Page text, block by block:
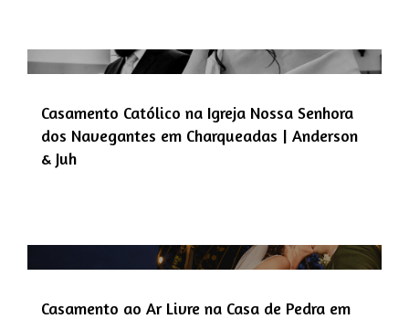
Casamento Católico na Igreja Nossa Senhora
dos Navegantes em Charqueadas | Anderson
& Juh
Casamento ao Ar Livre na Casa de Pedra em